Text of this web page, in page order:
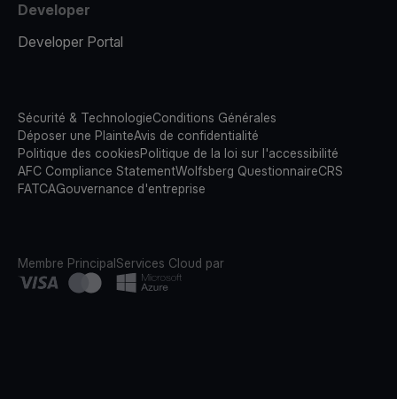
Developer
Developer Portal
Sécurité & TechnologieConditions Générales
Déposer une PlainteAvis de confidentialité
Politique des cookiesPolitique de la loi sur l'accessibilité
AFC Compliance StatementWolfsberg QuestionnaireCRS
FATCAGouvernance d'entreprise
Membre PrincipalServices Cloud par